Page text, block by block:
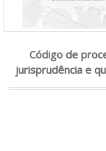
Código de
jurisprudência e